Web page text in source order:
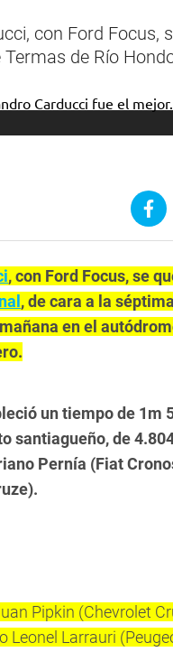
con Ford Focus,
de Río
, con Ford Focus, se
, de cara a la
en el
un tiempo de 1m
santiagueño, de
Pernía (Fiat
Pipkin (Chevrolet
Leonel Larrauri